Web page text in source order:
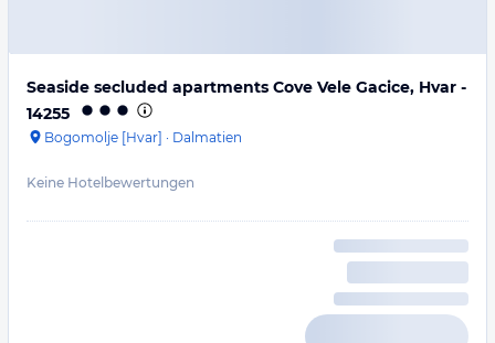
Seaside secluded apartments Cove Vele Gacice, Hvar -
14255
Bogomolje [Hvar] · Dalmatien
Keine Hotelbewertungen